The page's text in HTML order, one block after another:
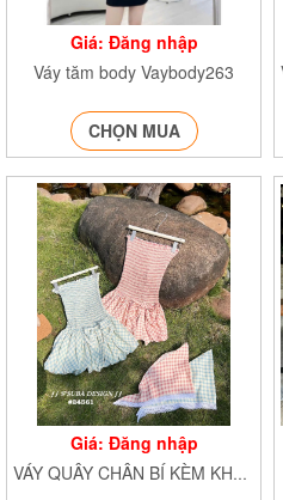
Giá: Đăng nhập
Váy tăm body Vaybody263
CHỌN MUA
Giá: Đăng nhập
VÁY QUÂY CHÂN BÍ KÈM KHĂN TURBAN Vayquay61829